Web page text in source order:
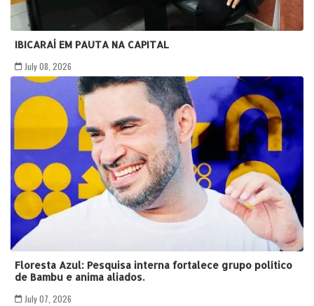
IBICARAÍ EM PAUTA NA CAPITAL
July 08, 2026
Floresta Azul: Pesquisa interna fortalece grupo político
de Bambu e anima aliados.
July 07, 2026